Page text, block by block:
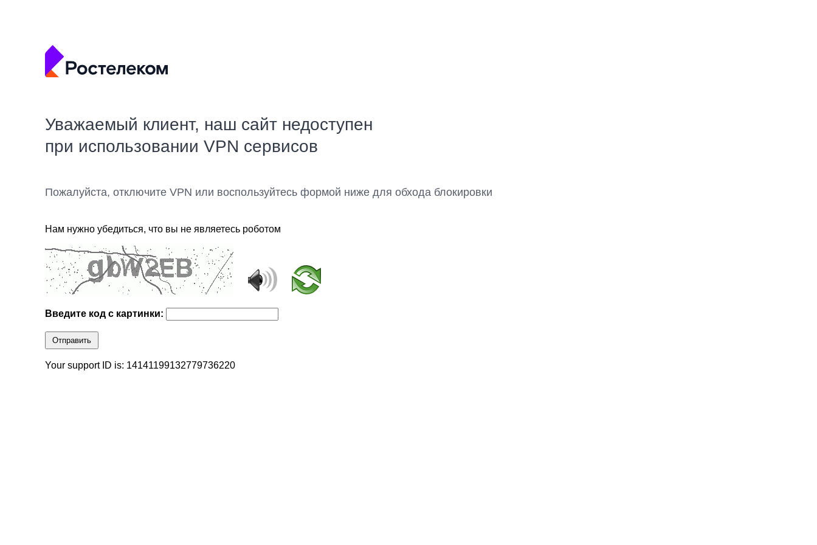
Уважаемый клиент, наш сайт недоступен
при использовании VPN сервисов
Пожалуйста, отключите VPN или воспользуйтесь формой ниже для обхода блокировки
Нам нужно убедиться, что вы не являетесь роботом
Введите код с картинки:
Отправить
Your support ID is: 14141199132779736220